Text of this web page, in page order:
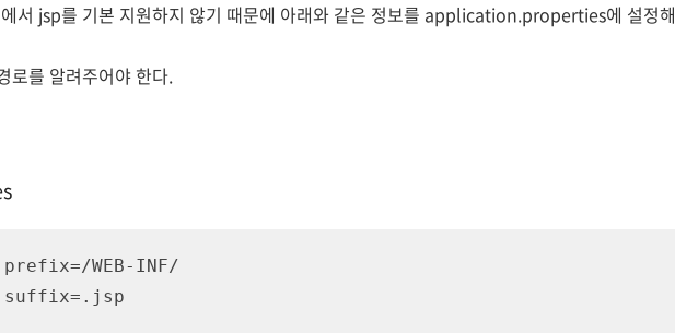
서 jsp를 기본 지원하지 않기 때문에 아래와 같은 정보를 application.properties에 설정해
로를 알려주어야 한다.
WEB-INF/